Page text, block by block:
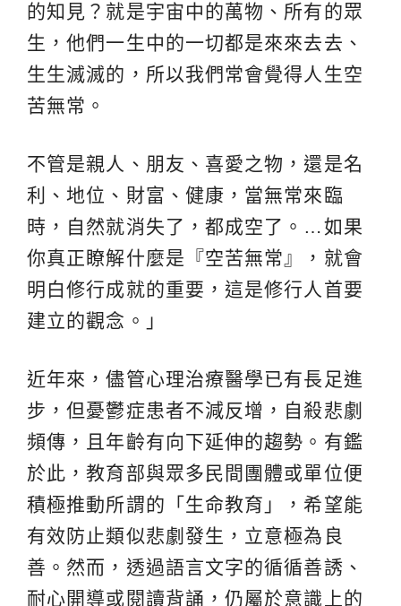
的知見？就是宇宙中的萬物、所有的眾
生，他們一生中的一切都是來來去去、
生生滅滅的，所以我們常會覺得人生空
苦無常。
不管是親人、朋友、喜愛之物，還是名
利、地位、財富、健康，當無常來臨
時，自然就消失了，都成空了。…如果
你真正瞭解什麼是『空苦無常』，就會
明白修行成就的重要，這是修行人首要
建立的觀念。」
近年來，儘管心理治療醫學已有長足進
步，但憂鬱症患者不減反增，自殺悲劇
頻傳，且年齡有向下延伸的趨勢。有鑑
於此，教育部與眾多民間團體或單位便
積極推動所謂的「生命教育」，希望能
有效防止類似悲劇發生，立意極為良
善。然而，透過語言文字的循循善誘、
耐心開導或閱讀背誦，仍屬於意識上的